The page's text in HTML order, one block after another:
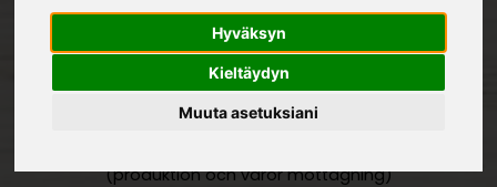
Hyväksyn
Kieltäydyn
Muuta asetuksiani
Återförsäljare ›
E J Hiipakka Oy
(produktion och varor mottagning)